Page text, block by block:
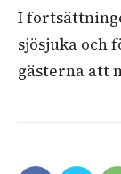
I
sjösjuka och
gästerna att